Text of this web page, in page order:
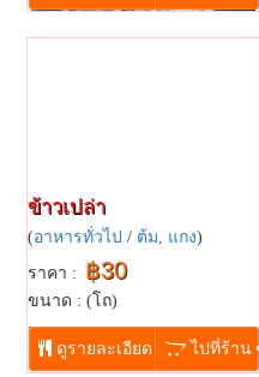
ข้าวเปล่า
(อาหารทั่วไป / ต้ม, แกง)
ราคา : ฿30
ขนาด : (โถ)
...
ดูรายละเอียด ไปที่ร้าน